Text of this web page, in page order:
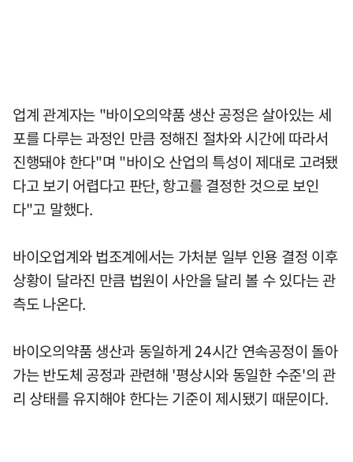
업계 관계자는 "바이오의약품 생산 공정은 살아있는 세
포를 다루는 과정인 만큼 정해진 절차와 시간에 따라서
진행돼야 한다"며 "바이오 산업의 특성이 제대로 고려됐
다고 보기 어렵다고 판단, 항고를 결정한 것으로 보인
다"고 말했다.
바이오업계와 법조계에서는 가처분 일부 인용 결정 이후
상황이 달라진 만큼 법원이 사안을 달리 볼 수 있다는 관
측도 나온다.
바이오의약품 생산과 동일하게 24시간 연속공정이 돌아
가는 반도체 공정과 관련해 '평상시와 동일한 수준'의 관
리 상태를 유지해야 한다는 기준이 제시됐기 때문이다.